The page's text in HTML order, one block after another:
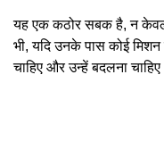
यह एक कठोर सबक है, न केवल
भी, यदि उनके पास कोई मिशन
चाहिए और उन्हें बदलना